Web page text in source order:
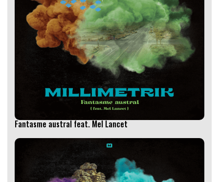
Fantasme austral feat. Mel Lancet